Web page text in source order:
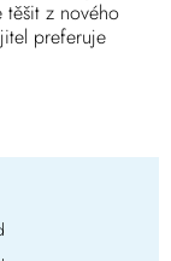
těšit z nového
preferuje